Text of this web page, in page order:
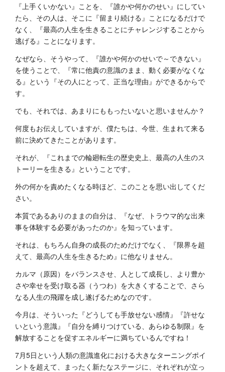
『上手くいかない』ことを、『誰かや何かのせい』にしてい
たら、その人は、そこに『留まり続ける』ことになるだけで
なく、『最高の人生を生きることにチャレンジすることから
逃げる』ことになります。
なぜなら、そうやって、『誰かや何かのせいで～できない』
を使うことで、『常に他責の意識のまま、動く必要がなくな
る』という『その人にとって、正当な理由』ができるからで
す。
でも、それでは、あまりにももったいないと思いませんか？
何度もお伝えしていますが、僕たちは、今世、生まれて来る
前に決めてきたことがあります。
それが、『これまでの輪廻転生の歴史史上、最高の人生のス
トーリーを生きる』ということです。
外の何かを責めたくなる時ほど、このことを思い出してくだ
さい。
本質であるありのままの自分は、『なぜ、トラウマ的な出来
事を体験する必要があったのか』を知っています。
それは、もちろん自身の成長のためだけでなく、『限界を超
えて、最高の人生を生きるため』に他なりません。
カルマ（原因）をバランスさせ、人として成長し、より豊か
さや幸せを受け取る器（うつわ）を大きくすることで、さら
なる人生の飛躍を成し遂げるためなのです。
今月は、そういった『どうしても手放せない感情』『許せな
いという意識』『自分を縛りつけている、あらゆる制限』を
解放することを促すエネルギーに満ちているんですね！
7月5日という人類の意識進化における大きなターニングポイ
ントを超えて、まったく新たなステージに、それぞれが立っ